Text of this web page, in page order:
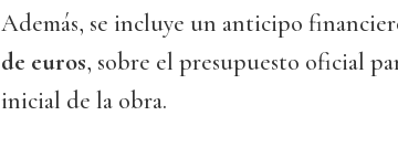
Además, se incluye un anticipo
de euros, sobre el presupuesto oficial
inicial de la obra.